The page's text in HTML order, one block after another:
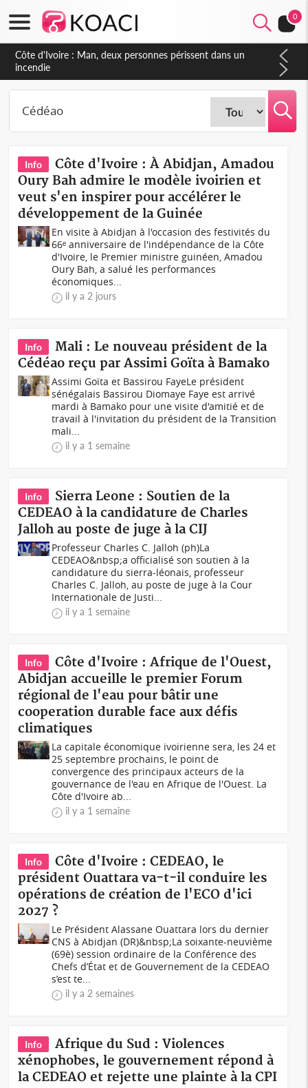
0
Côte d'Ivoire : Séileu, la célébration de la fête nationale
transformée en vaste campagne contre les produits
dépigmentants dangereux
Info
Côte d'Ivoire : À Abidjan, Amadou
Oury Bah admire le modèle ivoirien et
veut s'en inspirer pour accélérer le
développement de la Guinée
En visite à Abidjan à l'occasion des festivités du
66ᵉ anniversaire de l'indépendance de la Côte
d'Ivoire, le Premier ministre guinéen, Amadou
Oury Bah, a salué les performances
économiques...
il y a 2 jours
Info
Mali : Le nouveau président de la
Cédéao reçu par Assimi Goïta à Bamako
Assimi Goïta et Bassirou FayeLe président
sénégalais Bassirou Diomaye Faye est arrivé
mardi à Bamako pour une visite d'amitié et de
travail à l'invitation du président de la Transition
mali...
il y a 1 semaine
Info
Sierra Leone : Soutien de la
CEDEAO à la candidature de Charles
Jalloh au poste de juge à la CIJ
Professeur Charles C. Jalloh (ph)La
CEDEAO&nbsp;a officialisé son soutien à la
candidature du sierra-léonais, professeur
Charles C. Jalloh, au poste de juge à la Cour
Internationale de Justi...
il y a 1 semaine
Info
Côte d'Ivoire : Afrique de l'Ouest,
Abidjan accueille le premier Forum
régional de l'eau pour bâtir une
cooperation durable face aux défis
climatiques
La capitale économique ivoirienne sera, les 24 et
25 septembre prochains, le point de
convergence des principaux acteurs de la
gouvernance de l'eau en Afrique de l'Ouest. La
Côte d'Ivoire ab...
il y a 1 semaine
Info
Côte d'Ivoire : CEDEAO, le
président Ouattara va-t-il conduire les
opérations de création de l'ECO d'ici
2027 ?
Le Président Alassane Ouattara lors du dernier
CNS à Abidjan (DR)&nbsp;La soixante-neuvième
(69è) session ordinaire de la Conférence des
Chefs d’État et de Gouvernement de la CEDEAO
s’est te...
il y a 2 semaines
Info
Afrique du Sud : Violences
xénophobes, le gouvernement répond à
la CEDEAO et rejette une plainte à la CPI